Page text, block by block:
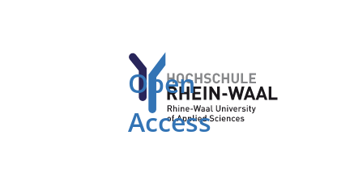
Open
Access